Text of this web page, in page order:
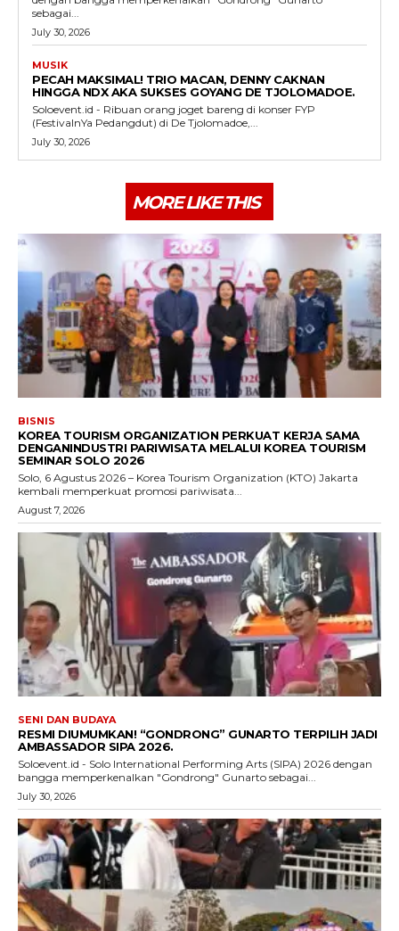
sebagai...
July 30, 2026
MUSIK
PECAH MAKSIMAL! TRIO MACAN, DENNY CAKNAN
HINGGA NDX AKA SUKSES GOYANG DE TJOLOMADOE.
Soloevent.id - Ribuan orang joget bareng di konser FYP
(FestivalnYa Pedangdut) di De Tjolomadoe,...
July 30, 2026
MORE LIKE THIS
BISNIS
KOREA TOURISM ORGANIZATION PERKUAT KERJA SAMA
DENGANINDUSTRI PARIWISATA MELALUI KOREA TOURISM
SEMINAR SOLO 2026
Solo, 6 Agustus 2026 – Korea Tourism Organization (KTO) Jakarta
kembali memperkuat promosi pariwisata...
August 7, 2026
SENI DAN BUDAYA
RESMI DIUMUMKAN! “GONDRONG” GUNARTO TERPILIH JADI
AMBASSADOR SIPA 2026.
Soloevent.id - Solo International Performing Arts (SIPA) 2026 dengan
bangga memperkenalkan "Gondrong" Gunarto sebagai...
July 30, 2026